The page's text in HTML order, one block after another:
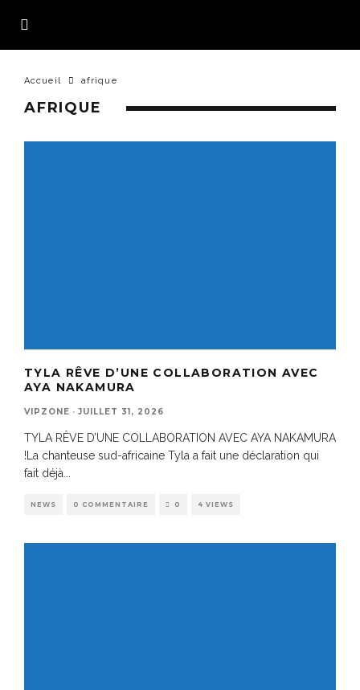
Accueil afrique
AFRIQUE
TYLA RÊVE D’UNE COLLABORATION AVEC
AYA NAKAMURA
VIPZONE · JUILLET 31, 2026
TYLA RÊVE D’UNE COLLABORATION AVEC AYA NAKAMURA
!La chanteuse sud-africaine Tyla a fait une déclaration qui
fait déjà
NEWS 0 COMMENTAIRE 0 4 VIEWS